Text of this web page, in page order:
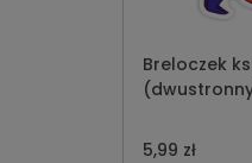
Breloczek
5,99 zł